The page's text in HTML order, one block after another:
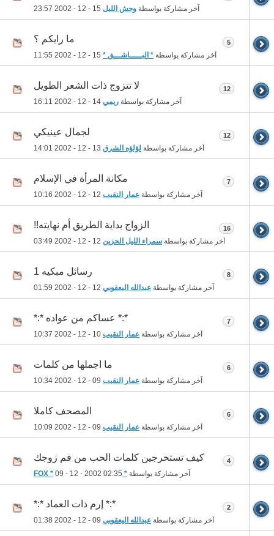
آخر مشاركة بواسطة وحش الليل 23:57
ما رايكم ؟
آخر مشاركة بواسطة * البـــــاشـــق * 11:55
5
لا تتزوج ذات الشعر الطويل
آخر مشاركة بواسطة ريمي 16:11
12
لجمال عينيكي
آخر مشاركة بواسطة لؤلؤه الشرق 14:01
12
مكانة المرأة في الإسلام
آخر مشاركة بواسطة عمار النقيب 10:16
7
الزواج بداية الطريق أم نهايته!!
آخر مشاركة بواسطة سمراء الليل الحزين 03:49
16
رسائل مبكيه 1
آخر مشاركة بواسطة عبدالله اليعقوبي 01:59
8
*:* عساكم من عواده *:*
آخر مشاركة بواسطة عمار النقيب 10:37
7
ما اجملها من كلمات
آخر مشاركة بواسطة عمار النقيب 10:34
6
المصحف كاملا
آخر مشاركة بواسطة عمار النقيب 10:09
6
كيف تستخرجين كلمات الحب من فم زوجك
آخر مشاركة بواسطة * FOX *
09 - 12 - 2002 02:35
4
*:* إرم ذات العماد *:*
آخر مشاركة بواسطة عبدالله اليعقوبي 01:38
2